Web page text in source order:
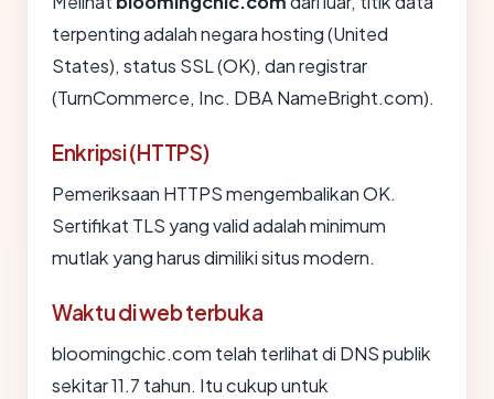
terpenting adalah negara hosting (United
States), status SSL (OK), dan registrar
(TurnCommerce, Inc. DBA NameBright.com).
Enkripsi (HTTPS)
Pemeriksaan HTTPS mengembalikan OK.
Sertifikat TLS yang valid adalah minimum
mutlak yang harus dimiliki situs modern.
Waktu di web terbuka
bloomingchic.com telah terlihat di DNS publik
sekitar 11.7 tahun. Itu cukup untuk